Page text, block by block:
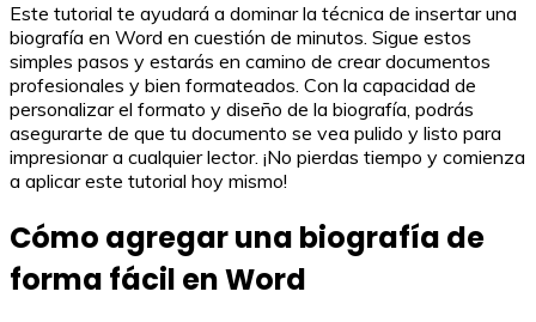
Este tutorial te ayudará a dominar la técnica de insertar una
biografía en Word en cuestión de minutos. Sigue estos
simples pasos y estarás en camino de crear documentos
profesionales y bien formateados. Con la capacidad de
personalizar el formato y diseño de la biografía, podrás
asegurarte de que tu documento se vea pulido y listo para
impresionar a cualquier lector. ¡No pierdas tiempo y comienza
a aplicar este tutorial hoy mismo!
Cómo agregar una biografía de
forma fácil en Word